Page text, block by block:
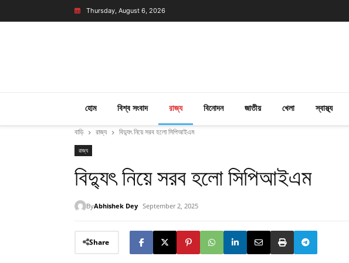
Thursday, August 6, 2026
হোম বিশ্ব সংবাদ রাজ্য বিনোদন জাতীয় খেলা স্বাস্থ্য
বাড়ি রাজ্য বিদ্যুৎ নিয়ে সরব হলো সিপিআইএম
রাজ্য
বিদ্যুৎ নিয়ে সরব হলো সিপিআইএম
ByAbhishek Dey September 2, 2025
Share